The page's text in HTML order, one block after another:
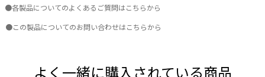
●各製品についてのよくあるご質問はこちらから
●この製品についてのお問い合わせはこちらから
よく一緒に購入されている商品